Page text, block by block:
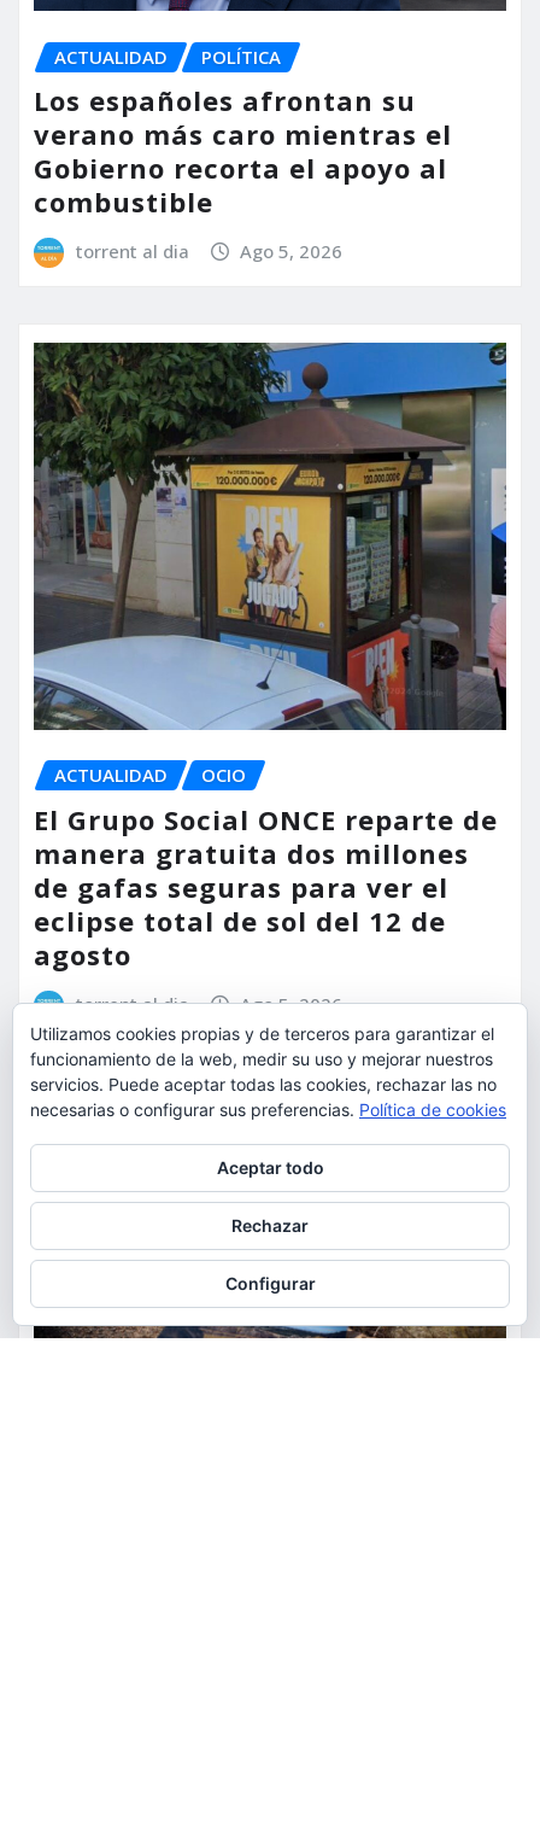
ACTUALIDAD POLÍTICA
Los españoles afrontan su
verano más caro mientras el
Gobierno recorta el apoyo al
combustible
torrent al dia Ago 5, 2026
ACTUALIDAD OCIO
El Grupo Social ONCE reparte de
manera gratuita dos millones
de gafas seguras para ver el
eclipse total de sol del 12 de
agosto
torrent al dia Ago 5, 2026
Utilizamos cookies propias y de terceros para garantizar el
funcionamiento de la web, medir su uso y mejorar nuestros
servicios. Puede aceptar todas las cookies, rechazar las no
necesarias o configurar sus preferencias. Política de cookies
Aceptar todo
Rechazar
Configurar
Para obtener más información, incluido cómo gestionar las cookies,